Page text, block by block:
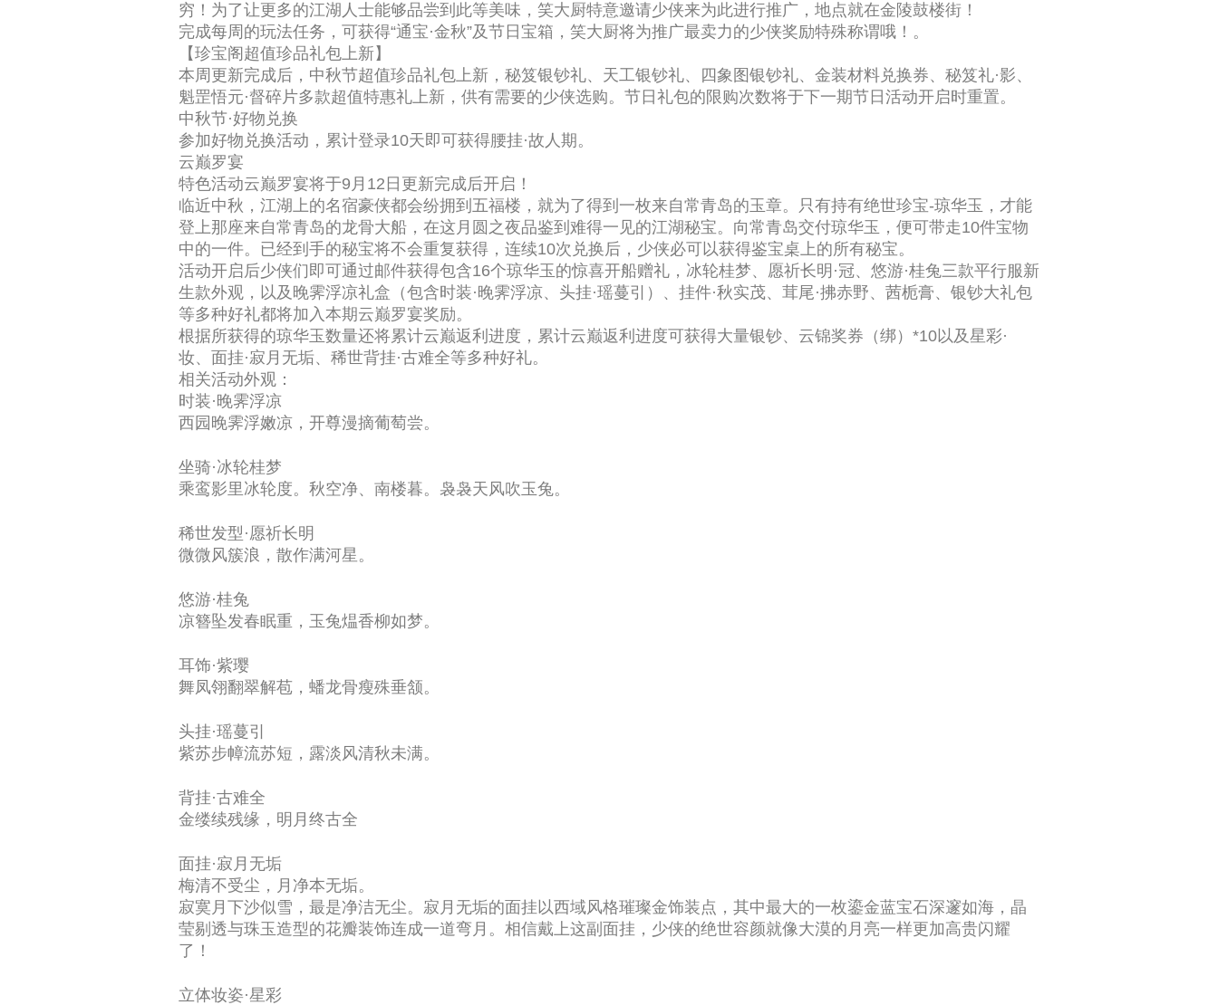
穷！为了让更多的江湖人士能够品尝到此等美味，笑大厨特意邀请少侠来为此进行推广，地点就在金陵鼓楼街！
完成每周的玩法任务，可获得“通宝·金秋”及节日宝箱，笑大厨将为推广最卖力的少侠奖励特殊称谓哦！。
【珍宝阁超值珍品礼包上新】
本周更新完成后，中秋节超值珍品礼包上新，秘笈银钞礼、天工银钞礼、四象图银钞礼、金装材料兑换券、秘笈礼·影、
魁罡悟元·督碎片多款超值特惠礼上新，供有需要的少侠选购。节日礼包的限购次数将于下一期节日活动开启时重置。
中秋节·好物兑换
参加好物兑换活动，累计登录10天即可获得腰挂·故人期。
云巅罗宴
特色活动云巅罗宴将于9月12日更新完成后开启！
临近中秋，江湖上的名宿豪侠都会纷拥到五福楼，就为了得到一枚来自常青岛的玉章。只有持有绝世珍宝-琼华玉，才能
登上那座来自常青岛的龙骨大船，在这月圆之夜品鉴到难得一见的江湖秘宝。向常青岛交付琼华玉，便可带走10件宝物
中的一件。已经到手的秘宝将不会重复获得，连续10次兑换后，少侠必可以获得鉴宝桌上的所有秘宝。
活动开启后少侠们即可通过邮件获得包含16个琼华玉的惊喜开船赠礼，冰轮桂梦、愿祈长明·冠、悠游·桂兔三款平行服新
生款外观，以及晚霁浮凉礼盒（包含时装·晚霁浮凉、头挂·瑶蔓引）、挂件·秋实茂、茸尾·拂赤野、茜栀膏、银钞大礼包
等多种好礼都将加入本期云巅罗宴奖励。
根据所获得的琼华玉数量还将累计云巅返利进度，累计云巅返利进度可获得大量银钞、云锦奖券（绑）*10以及星彩·
妆、面挂·寂月无垢、稀世背挂·古难全等多种好礼。
相关活动外观：
时装·晚霁浮凉
西园晚霁浮嫩凉，开尊漫摘葡萄尝。
坐骑·冰轮桂梦
乘鸾影里冰轮度。秋空净、南楼暮。袅袅天风吹玉兔。
稀世发型·愿祈长明
微微风簇浪，散作满河星。
悠游·桂兔
凉簪坠发春眠重，玉兔煴香柳如梦。
耳饰·紫璎
舞凤翎翻翠解苞，蟠龙骨瘦殊垂颔。
头挂·瑶蔓引
紫苏步幛流苏短，露淡风清秋未满。
背挂·古难全
金缕续残缘，明月终古全
面挂·寂月无垢
梅清不受尘，月净本无垢。
寂寞月下沙似雪，最是净洁无尘。寂月无垢的面挂以西域风格璀璨金饰装点，其中最大的一枚鎏金蓝宝石深邃如海，晶
莹剔透与珠玉造型的花瓣装饰连成一道弯月。相信戴上这副面挂，少侠的绝世容颜就像大漠的月亮一样更加高贵闪耀
了！
立体妆姿·星彩